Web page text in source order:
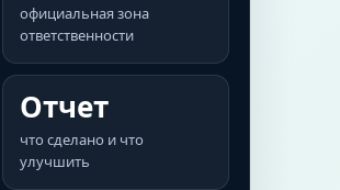
официальная зона
ответственности
Отчет
что сделано и что
улучшить